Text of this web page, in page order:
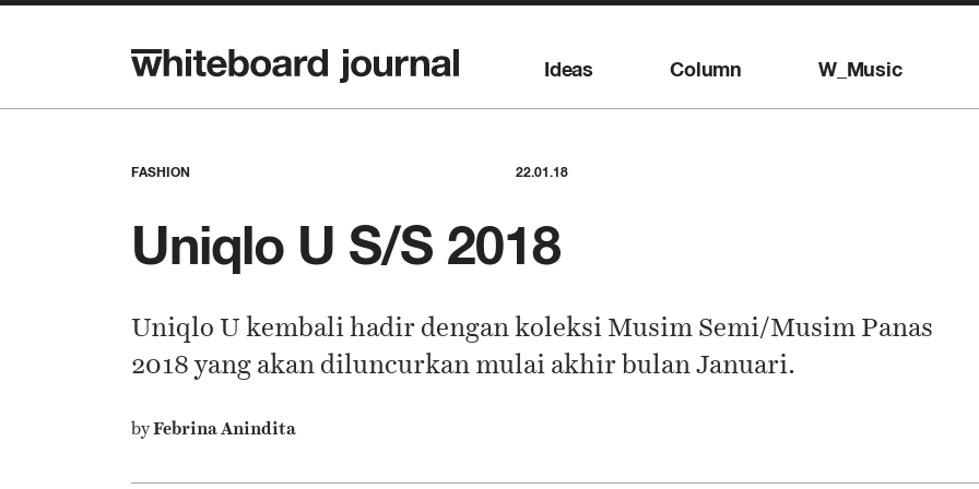
Ideas Column W_Music
FASHION 22.01.18
Uniqlo U S/S 2018
Uniqlo U kembali hadir dengan koleksi Musim Semi/Musim Panas
2018 yang akan diluncurkan mulai akhir bulan Januari.
byFebrina Anindita